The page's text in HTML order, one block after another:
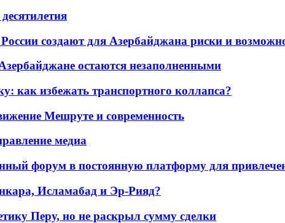
создают для Азербайджана риски и
остаются незаполненными
как избежать транспортного коллапса?
Мешруте и современность
медиа
форум в постоянную платформу для
Исламабад и Эр-Рияд?
Перу, но не раскрыл сумму сделки